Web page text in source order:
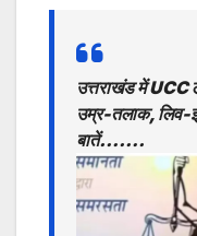
at
s
A
p
p
e
b
o
k
उत्तराखंड में UCC
उम्र-तलाक, लिव-
बातें…….